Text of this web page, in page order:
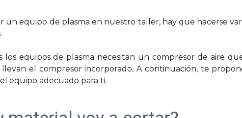
un equipo de plasma en nuestro taller, hay que hacerse
equipos de plasma necesitan un compresor de aire
el compresor incorporado. A continuación, te
equipo adecuado para ti.